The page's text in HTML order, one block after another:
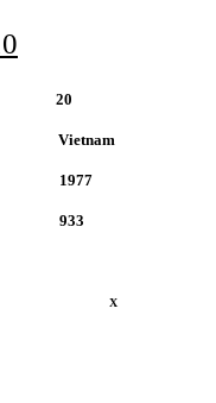
20
Vietnam
1977
933
X